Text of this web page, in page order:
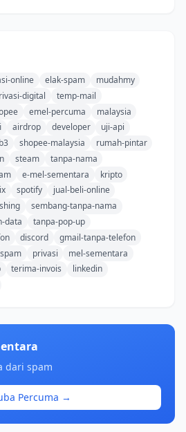
online elak-spam
mudahmy
digital
temp-mail
emel-percuma
malaysia
airdrop developer
uji-api
shopee-malaysia
rumah-pintar
steam
tanpa-nama
e-mel-sementara
kripto
spotify
jual-beli-online
sembang-tanpa-nama
data
tanpa-pop-up
discord
gmail-tanpa-telefon
spam privasi
mel-sementara
terima-invois
linkedin
dari spam
Percuma →